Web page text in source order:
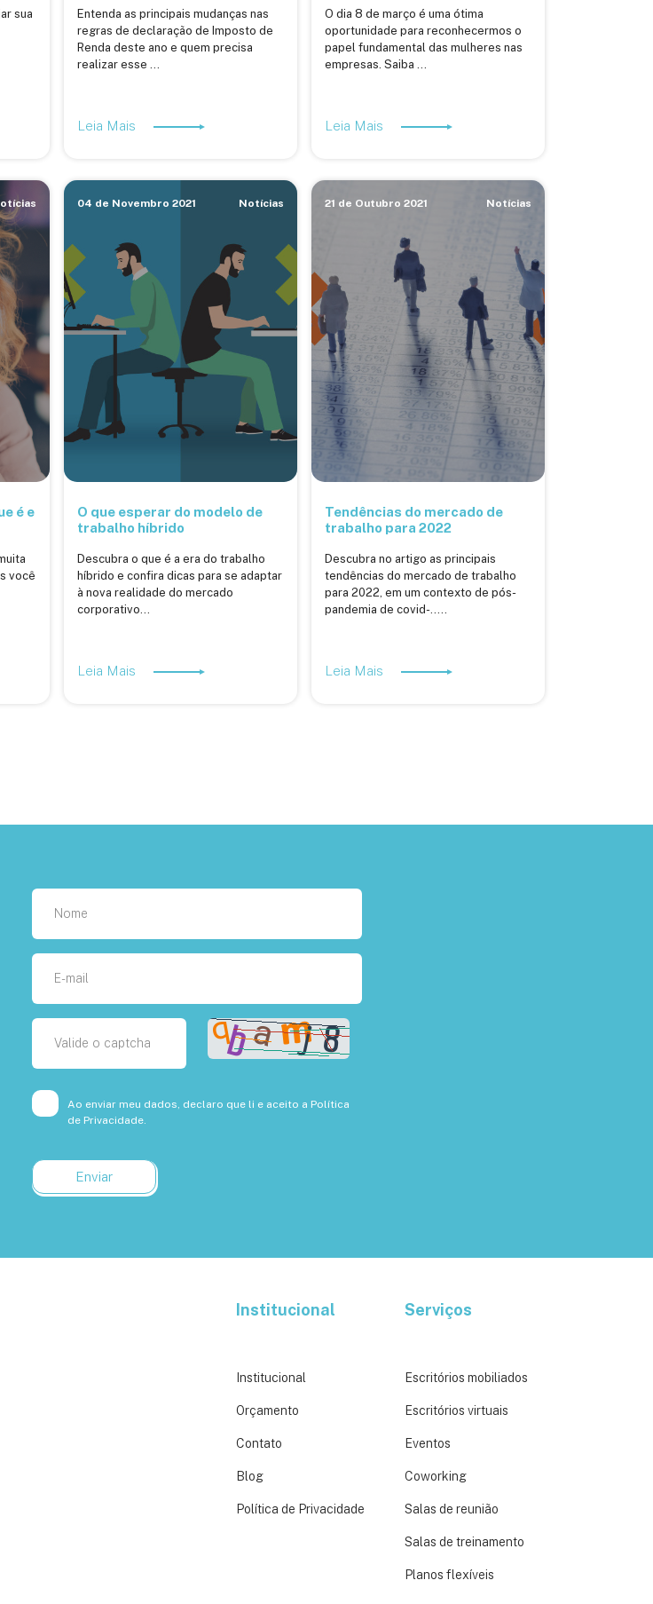
sua
Entenda as principais mudanças nas
regras de declaração de Imposto de
Renda deste ano e quem precisa
realizar esse ...
Leia Mais
O dia 8 de março é uma ótima
oportunidade para reconhecermos o
papel fundamental das mulheres nas
empresas. Saiba ...
Leia Mais
é e
você
04 de Novembro 2021 Notícias
O que esperar do modelo de
trabalho híbrido
Descubra o que é a era do trabalho
híbrido e confira dicas para se adaptar
à nova realidade do mercado
corporativo...
Leia Mais
21 de Outubro 2021 Notícias
Tendências do mercado de
trabalho para 2022
Descubra no artigo as principais
tendências do mercado de trabalho
para 2022, em um contexto de pós-
pandemia de covid-.....
Leia Mais
Ao enviar meu dados, declaro que li e aceito aPolítica
de Privacidade.
Enviar
Institucional
Institucional
Orçamento
Contato
Blog
Política de Privacidade
Serviços
Escritórios mobiliados
Escritórios virtuais
Eventos
Coworking
Salas de reunião
Salas de treinamento
Planos flexíveis